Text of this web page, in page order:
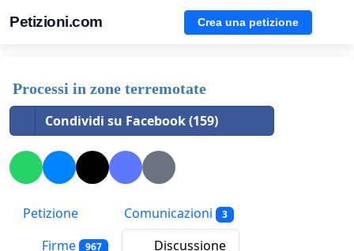
Petizioni.com Crea una petizione
Processi in zone terremotate
Condividi su Facebook (159)
Petizione Comunicazioni 3
Firme 967
Discussione